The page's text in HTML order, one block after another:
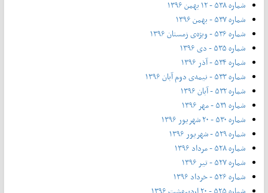
شماره ۵۳۸ - ۱۲ بهمن ۱۳۹۶
شماره ۵۳۷ - بهمن ۱۳۹۶
شماره ۵۳۶ - ویژه‌ی زمستان ۱۳۹۶
شماره ۵۳۵ - دی ۱۳۹۶
شماره ۵۳۴ - آذر ۱۳۹۶
شماره ۵۳۳ - نیمه‌ی دوم آبان ۱۳۹۶
شماره ۵۳۲ - آبان ۱۳۹۶
شماره ۵۳۱ - مهر ۱۳۹۶
شماره ۵۳۰ - ۲۰ شهریور ۱۳۹۶
شماره ۵۲۹ - شهریور ۱۳۹۶
شماره ۵۲۸ - مرداد ۱۳۹۶
شماره ۵۲۷ - تیر ۱۳۹۶
شماره ۵۲۶ - خرداد ۱۳۹۶